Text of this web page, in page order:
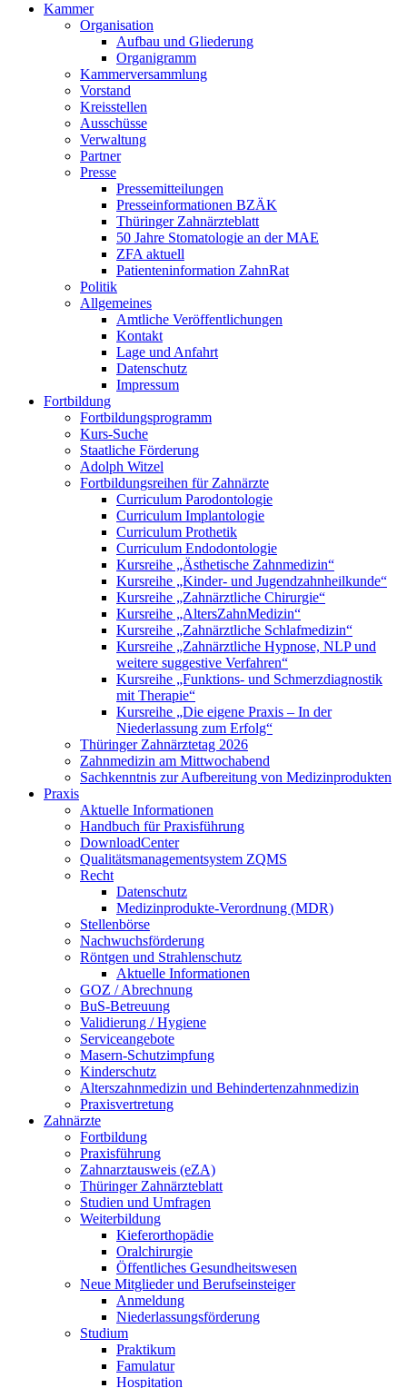
Kammer
Organisation
Aufbau und Gliederung
Organigramm
Kammerversammlung
Vorstand
Kreisstellen
Ausschüsse
Verwaltung
Partner
Presse
Pressemitteilungen
Presseinformationen BZÄK
Thüringer Zahnärzteblatt
50 Jahre Stomatologie an der MAE
ZFA aktuell
Patienteninformation ZahnRat
Politik
Allgemeines
Amtliche Veröffentlichungen
Kontakt
Lage und Anfahrt
Datenschutz
Impressum
Fortbildung
Fortbildungsprogramm
Kurs-Suche
Staatliche Förderung
Adolph Witzel
Fortbildungsreihen für Zahnärzte
Curriculum Parodontologie
Curriculum Implantologie
Curriculum Prothetik
Curriculum Endodontologie
Kursreihe „Ästhetische Zahnmedizin“
Kursreihe „Kinder- und Jugendzahnheilkunde“
Kursreihe „Zahnärztliche Chirurgie“
Kursreihe „AltersZahnMedizin“
Kursreihe „Zahnärztliche Schlafmedizin“
Kursreihe „Zahnärztliche Hypnose, NLP und
weitere suggestive Verfahren“
Kursreihe „Funktions- und Schmerzdiagnostik
mit Therapie“
Kursreihe „Die eigene Praxis – In der
Niederlassung zum Erfolg“
Thüringer Zahnärztetag 2026
Zahnmedizin am Mittwochabend
Sachkenntnis zur Aufbereitung von Medizinprodukten
Praxis
Aktuelle Informationen
Handbuch für Praxisführung
DownloadCenter
Qualitätsmanagementsystem ZQMS
Recht
Datenschutz
Medizinprodukte-Verordnung (MDR)
Stellenbörse
Nachwuchsförderung
Röntgen und Strahlenschutz
Aktuelle Informationen
GOZ / Abrechnung
BuS-Betreuung
Validierung / Hygiene
Serviceangebote
Masern-Schutzimpfung
Kinderschutz
Alterszahnmedizin und Behindertenzahnmedizin
Praxisvertretung
Zahnärzte
Fortbildung
Praxisführung
Zahnarztausweis (eZA)
Thüringer Zahnärzteblatt
Studien und Umfragen
Weiterbildung
Kieferorthopädie
Oralchirurgie
Öffentliches Gesundheitswesen
Neue Mitglieder und Berufseinsteiger
Anmeldung
Niederlassungsförderung
Studium
Praktikum
Famulatur
Hospitation